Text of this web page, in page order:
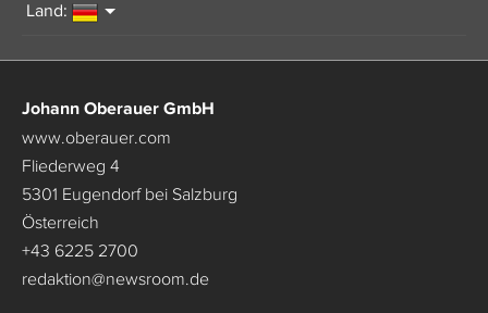
Land:
Johann Oberauer GmbH
www.oberauer.com
Fliederweg 4
5301 Eugendorf bei Salzburg
Österreich
+43 6225 2700
redaktion@newsroom.de